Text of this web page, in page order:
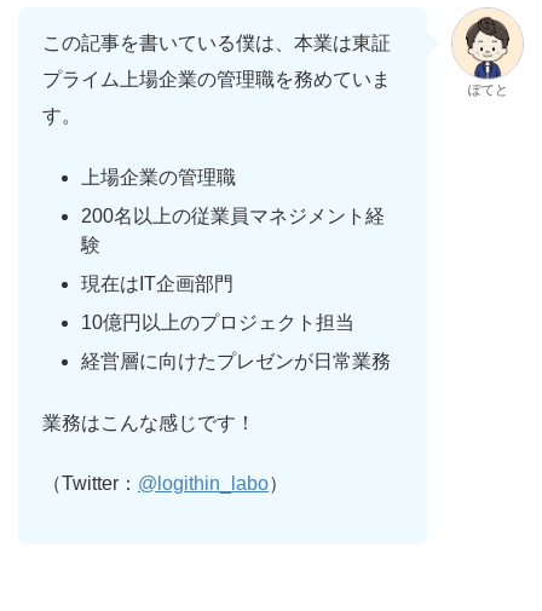
この記事を書いている僕は、本業は東証
プライム上場企業の管理職を務めていま
す。
上場企業の管理職
200名以上の従業員マネジメント経
験
現在はIT企画部門
10億円以上のプロジェクト担当
経営層に向けたプレゼンが日常業務
業務はこんな感じです！
（Twitter： @logithin_labo）
ぽてと